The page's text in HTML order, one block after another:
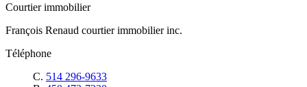
Courtier immobilier
François Renaud courtier immobilier inc.
Téléphone
C. 514 296-9633